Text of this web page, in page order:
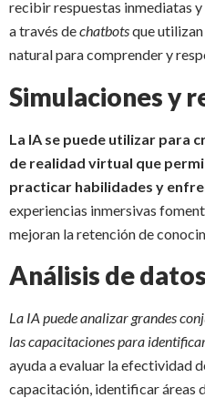
recibir respuestas inmediatas
a través dechatbotsque
natural para comprender y
Simulaciones y
La IA se puede utilizar para
de realidad virtual que
practicar habilidades y
experiencias inmersivas
mejoran la retención de
Análisis de
La IA puede analizar grandes
las capacitaciones para
ayuda a evaluar la efectividad
capacitación, identificar áreas